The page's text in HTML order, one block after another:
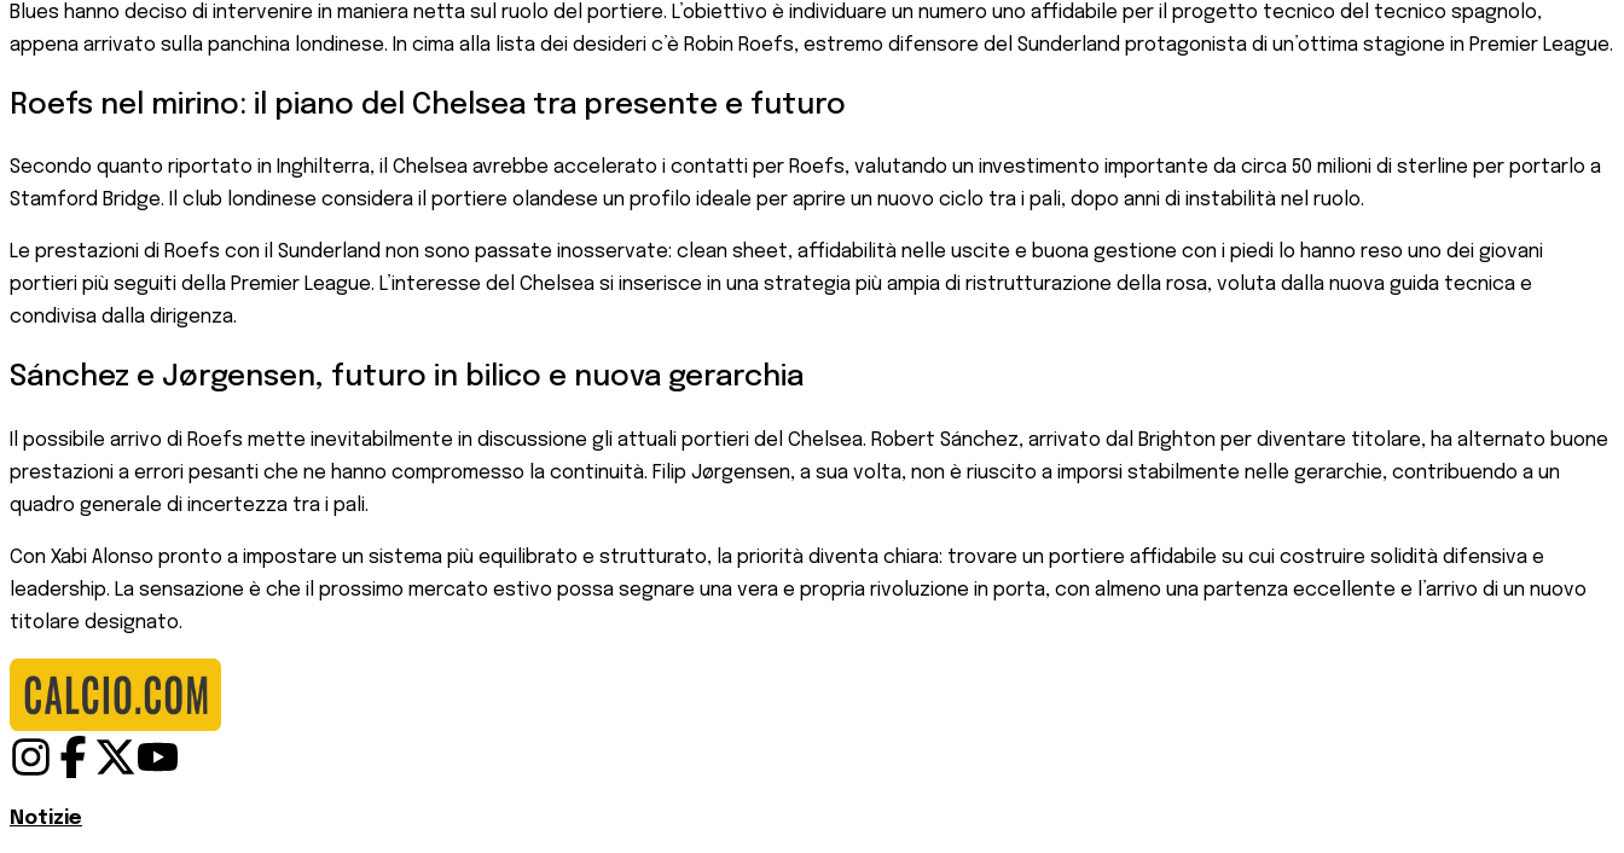
Blues hanno deciso di intervenire in maniera netta sul ruolo del portiere. L’obiettivo è individuare un numero uno affidabile per il progetto tecnico del tecnico spagnolo,
appena arrivato sulla panchina londinese. In cima alla lista dei desideri c’è Robin Roefs, estremo difensore del Sunderland protagonista di un’ottima stagione in Premier League.
Roefs nel mirino: il piano del Chelsea tra presente e futuro
Secondo quanto riportato in Inghilterra, il Chelsea avrebbe accelerato i contatti per Roefs, valutando un investimento importante da circa 50 milioni di sterline per portarlo a
Stamford Bridge. Il club londinese considera il portiere olandese un profilo ideale per aprire un nuovo ciclo tra i pali, dopo anni di instabilità nel ruolo.
Le prestazioni di Roefs con il Sunderland non sono passate inosservate: clean sheet, affidabilità nelle uscite e buona gestione con i piedi lo hanno reso uno dei giovani
portieri più seguiti della Premier League. L’interesse del Chelsea si inserisce in una strategia più ampia di ristrutturazione della rosa, voluta dalla nuova guida tecnica e
condivisa dalla dirigenza.
Sánchez e Jørgensen, futuro in bilico e nuova gerarchia
Il possibile arrivo di Roefs mette inevitabilmente in discussione gli attuali portieri del Chelsea. Robert Sánchez, arrivato dal Brighton per diventare titolare, ha alternato buone
prestazioni a errori pesanti che ne hanno compromesso la continuità. Filip Jørgensen, a sua volta, non è riuscito a imporsi stabilmente nelle gerarchie, contribuendo a un
quadro generale di incertezza tra i pali.
Con Xabi Alonso pronto a impostare un sistema più equilibrato e strutturato, la priorità diventa chiara: trovare un portiere affidabile su cui costruire solidità difensiva e
leadership. La sensazione è che il prossimo mercato estivo possa segnare una vera e propria rivoluzione in porta, con almeno una partenza eccellente e l’arrivo di un nuovo
titolare designato.
Notizie